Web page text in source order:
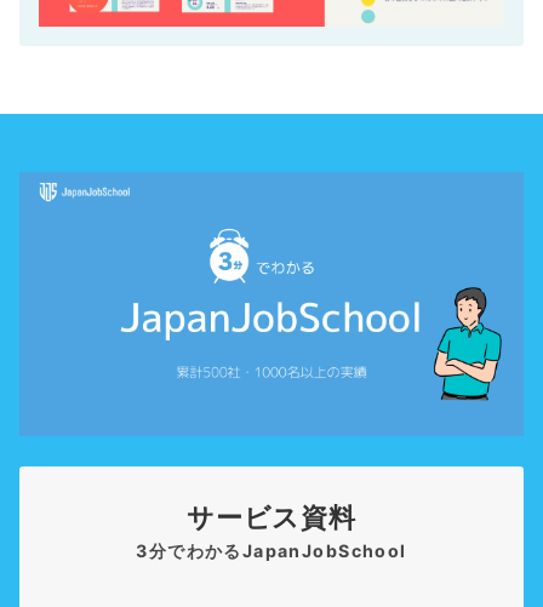
サービス資料
3分でわかるJapanJobSchool